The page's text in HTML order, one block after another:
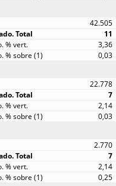
42.505
11
3,36
0,03
22.778
7
2,14
0,03
2.770
7
2,14
0,25